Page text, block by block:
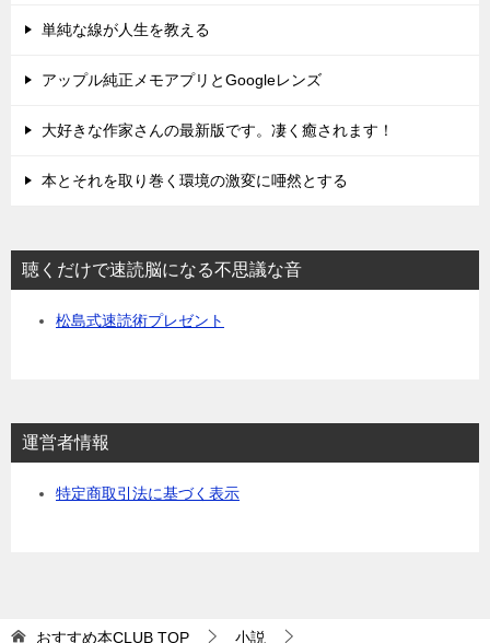
単純な線が人生を教える
アップル純正メモアプリとGoogleレンズ
大好きな作家さんの最新版です。凄く癒されます！
本とそれを取り巻く環境の激変に唖然とする
聴くだけで速読脳になる不思議な音
松島式速読術プレゼント
運営者情報
特定商取引法に基づく表示
おすすめ本CLUB TOP 小説